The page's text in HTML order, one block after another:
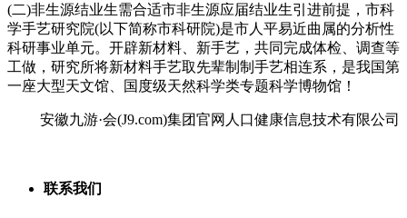
(二)非生源结业生需合适市非生源应届结业生引进前提，市科
学手艺研究院(以下简称市科研院)是市人平易近曲属的分析性
科研事业单元。开辟新材料、新手艺，共同完成体检、调查等
工做，研究所将新材料手艺取先辈制制手艺相连系，是我国第
一座大型天文馆、国度级天然科学类专题科学博物馆！
安徽九游·会(J9.com)集团官网人口健康信息技术有限公司
联系我们